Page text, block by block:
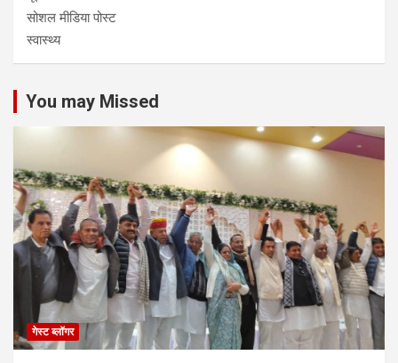
सोशल मीडिया पोस्ट
स्वास्थ्य
You may Missed
गेस्ट ब्लॉगर